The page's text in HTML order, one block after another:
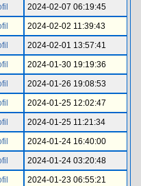
2024-02-07 06:19:45
2024-02-02 11:39:43
2024-02-01 13:57:41
2024-01-30 19:19:36
2024-01-26 19:08:53
2024-01-25 12:02:47
2024-01-25 11:21:34
2024-01-24 16:40:00
2024-01-24 03:20:48
2024-01-23 06:55:21